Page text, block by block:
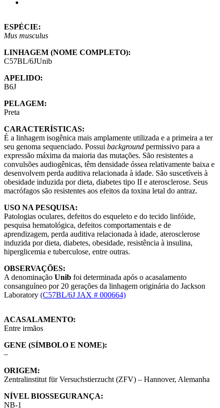
ESPÉCIE:
Mus musculus
LINHAGEM (NOME COMPLETO):
C57BL/6JUnib
APELIDO:
B6J
PELAGEM:
Preta
CARACTERÍSTICAS:
É a linhagem isogênica mais amplamente utilizada e a primeira a ter
seu genoma sequenciado. Possui background permissivo para a
expressão máxima da maioria das mutações. São resistentes a
convulsões audiogênicas, têm densidade óssea relativamente baixa e
desenvolvem perda auditiva relacionada à idade. São suscetíveis à
obesidade induzida por dieta, diabetes tipo II e aterosclerose. Seus
macrófagos são resistentes aos efeitos da toxina letal do antraz.
USO NA PESQUISA:
Patologias oculares, defeitos do esqueleto e do tecido linfóide,
pesquisa hematológica, defeitos comportamentais e de
aprendizagem, perda auditiva relacionada à idade, aterosclerose
induzida por dieta, diabetes, obesidade, resistência à insulina,
hiperglicemia e tuberculose, entre outras.
OBSERVAÇÕES:
A denominação Unib foi determinada após o acasalamento
consanguíneo por 20 gerações da linhagem originária do Jackson
Laboratory (C57BL/6J JAX # 000664)
ACASALAMENTO:
Entre irmãos
GENE (SÍMBOLO E NOME):
–
ORIGEM:
Zentralinstitut für Versuchstierzucht (ZFV) – Hannover, Alemanha
NÍVEL BIOSSEGURANÇA:
NB-1